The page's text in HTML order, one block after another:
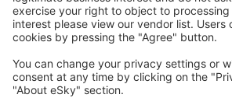
mais horas
Preço por pessoa, ida e